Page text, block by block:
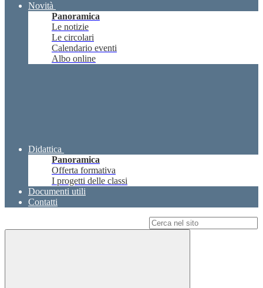
Novità
Panoramica
Le notizie
Le circolari
Calendario eventi
Albo online
Didattica
Panoramica
Offerta formativa
I progetti delle classi
Documenti utili
Contatti